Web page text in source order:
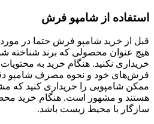
استفاده از شامپو فرش
قبل از خرید شامپو فرش حتما در
هیچ عنوان محصولی که برند شناخته
خریداری نکنید. هنگام خرید به
فرش‌های خود و نحوه مصرف شامپو
ممکن شامپویی را خریداری کنید که
هستند و مشهور است. هنگام خرید
سازگار با محیط زیست باشد.